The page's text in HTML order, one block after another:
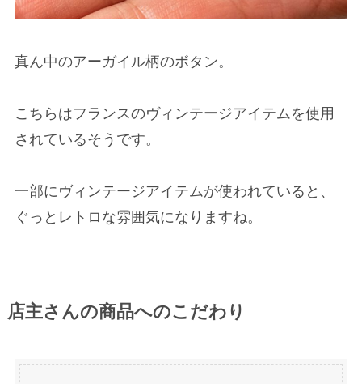
真ん中のアーガイル柄のボタン。
こちらはフランスのヴィンテージアイテムを使用
されているそうです。
一部にヴィンテージアイテムが使われていると、
ぐっとレトロな雰囲気になりますね。
店主さんの商品へのこだわり